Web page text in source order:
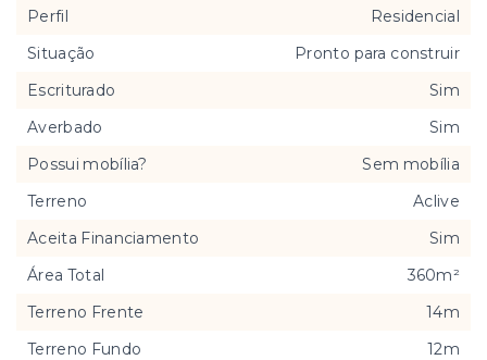
Perfil
Residencial
Situação
Pronto para construir
Escriturado
Sim
Averbado
Sim
Possui mobília?
Sem mobília
Terreno
Aclive
Aceita Financiamento
Sim
Área Total
360m²
Terreno Frente
14m
Terreno Fundo
12m